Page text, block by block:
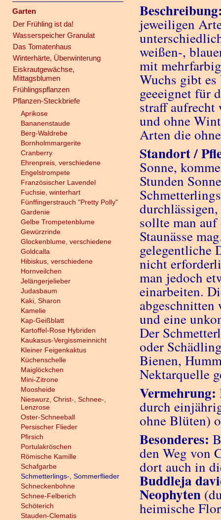
Garten
Der Frühling ist da!
Wasserspeicher Granulat
Das Tomatenhaus
Winterhärte, Überwinterung
Eiskrautgewächse,
Mittagsblumen
Frühlingspflanzen
Pflanzen-Steckbriefe
Aprikose
Bananenstaude
Berg-Waldrebe
Bornholmmargerite
Cranberry
Ehrenpreis, verschiedene
Engelstrompete
Französischer Lavendel
Fuchsie, winterhart
Fünffingerstrauch "Pretty Polly"
Gardenie
Gelbe Trompetenblume
Gewürzrinde
Glockenblume, verschiedene
Goldcalla
Hibiskus, verschiedene
Hornveilchen
Jelängerjelieber
Judasbaum
Kaki, Sharon
Kamelie
Kap-Geißblatt
Kartoffel-Rose Hybriden
Kaukasus-Vergissmeinnicht
Kleiner Feigenkaktus
Küchenschelle
Maiglöckchen
Mini-Zitrone
Moosheide
Nieswurz, Christ-, Schnee-,
Lenzrose
Oster-Schneeball
Persischer Flieder
Pfirsich
Portulakröschen
Römische Kamille
Schafgarbe
Schmetterlings-, Sommerflieder
Schneckenbohne
Schnee-Felberich
Schöterich
Stauden-Clematis
jeweiligen
weißen-,
mit
Wuchs gibt
geeeignet für
straff aufrecht
und ohne
Arten die
Standort /
Sonne,
Stunden
sollte man auf
Staunässe
gelegentliche
nicht
man jedoch
einarbeiten.
abgeschnitten
und eine
Der
oder
Bienen,
Nektarquelle
Vermehrung:
durch
ohne Blüten)
Besonderes:
den Weg von
dort auch in
Buddleja
Neophyten
heimische